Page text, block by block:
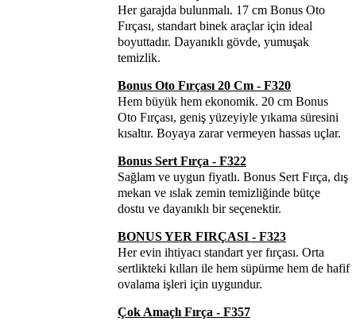
Her garajda bulunmalı. 17 cm Bonus Oto
Fırçası, standart binek araçlar için ideal
boyuttadır. Dayanıklı gövde, yumuşak
temizlik.
Bonus Oto Fırçası 20 Cm - F320
Hem büyük hem ekonomik. 20 cm Bonus
Oto Fırçası, geniş yüzeyiyle yıkama süresini
kısaltır. Boyaya zarar vermeyen hassas uçlar.
Bonus Sert Fırça - F322
Sağlam ve uygun fiyatlı. Bonus Sert Fırça, dış
mekan ve ıslak zemin temizliğinde bütçe
dostu ve dayanıklı bir seçenektir.
BONUS YER FIRÇASI - F323
Her evin ihtiyacı standart yer fırçası. Orta
sertlikteki kılları ile hem süpürme hem de hafif
ovalama işleri için uygundur.
Çok Amaçlı Fırça - F357